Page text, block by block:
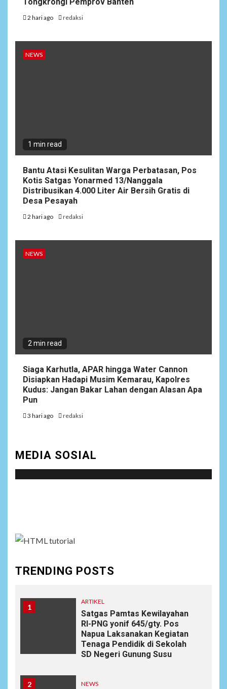
Tongkrongi Pemprov Banten
2 hari ago redaksi
NEWS
1 min read
Bantu Atasi Kesulitan Warga Perbatasan, Pos
Kotis Satgas Yonarmed 13/Nanggala
Distribusikan 4.000 Liter Air Bersih Gratis di
Desa Pesayah
2 hari ago redaksi
NEWS
2 min read
Siaga Karhutla, APAR hingga Water Cannon
Disiapkan Hadapi Musim Kemarau, Kapolres
Kudus: Jangan Bakar Lahan dengan Alasan Apa
Pun
3 hari ago redaksi
MEDIA SOSIAL
TRENDING POSTS
1
ARTIKEL
Satgas Pamtas Kewilayahan
RI-PNG yonif 645/gty. Pos
Napua Laksanakan Kegiatan
Tenaga Pendidik di Sekolah
SD Negeri Gunung Susu
2 NEWS